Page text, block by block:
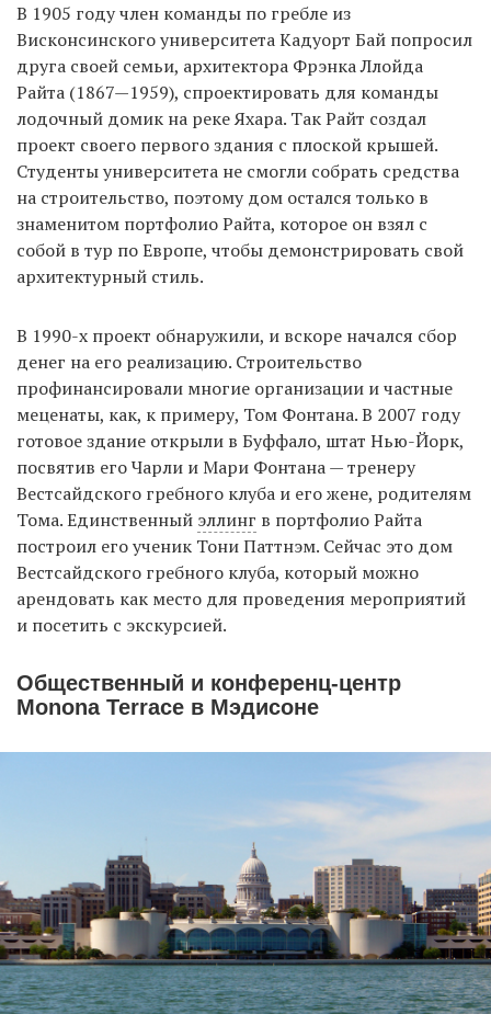
В 1905 году член команды по гребле из
Висконсинского университета Кадуорт Бай попросил
друга своей семьи, архитектора Фрэнка Ллойда
Райта (1867—1959), спроектировать для команды
лодочный домик на реке Яхара. Так Райт создал
проект своего первого здания с плоской крышей.
Студенты университета не смогли собрать средства
на строительство, поэтому дом остался только в
знаменитом портфолио Райта, которое он взял с
собой в тур по Европе, чтобы демонстрировать свой
архитектурный стиль.
В 1990-х проект обнаружили, и вскоре начался сбор
денег на его реализацию. Строительство
профинансировали многие организации и частные
меценаты, как, к примеру, Том Фонтана. В 2007 году
готовое здание открыли в Буффало, штат Нью-Йорк,
посвятив его Чарли и Мари Фонтана — тренеру
Вестсайдского гребного клуба и его жене, родителям
Тома. Единственный эллинг в портфолио Райта
построил его ученик Тони Паттнэм. Сейчас это дом
Вестсайдского гребного клуба, который можно
арендовать как место для проведения мероприятий
и посетить с экскурсией.
Общественный и конференц-центр
Monona Terrace в Мэдисоне